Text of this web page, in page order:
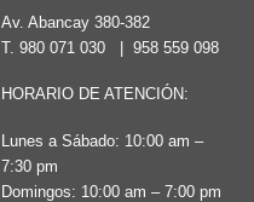
Av. Abancay 380-382
T. 980 071 030 958 559 098
HORARIO DE ATENCIÓN:
Lunes a Sábado: 10:00 am –
7:30 pm
Domingos: 10:00 am – 7:00 pm